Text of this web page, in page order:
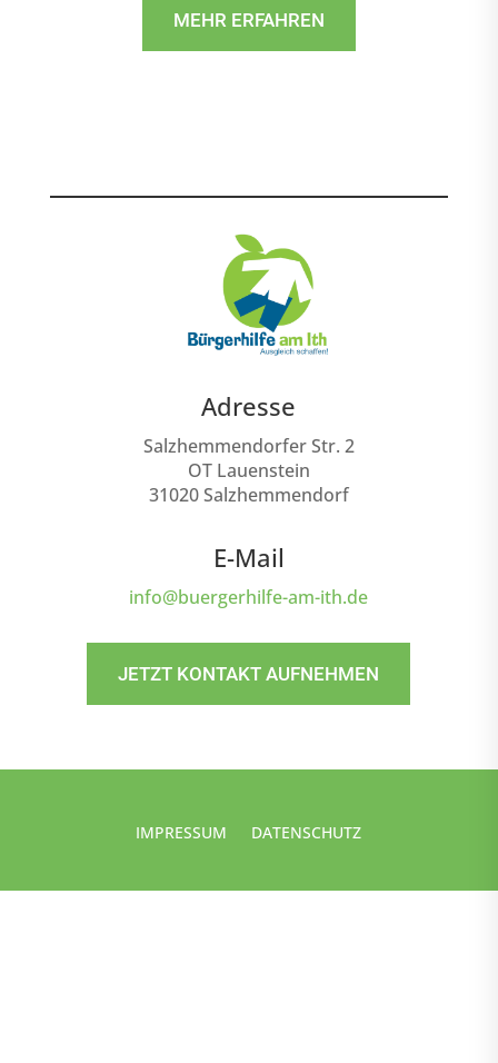
MEHR ERFAHREN
Adresse
Salzhemmendorfer Str. 2
OT Lauenstein
31020 Salzhemmendorf
E-Mail
info@buergerhilfe-am-ith.de
JETZT KONTAKT AUFNEHMEN
IMPRESSUM DATENSCHUTZ